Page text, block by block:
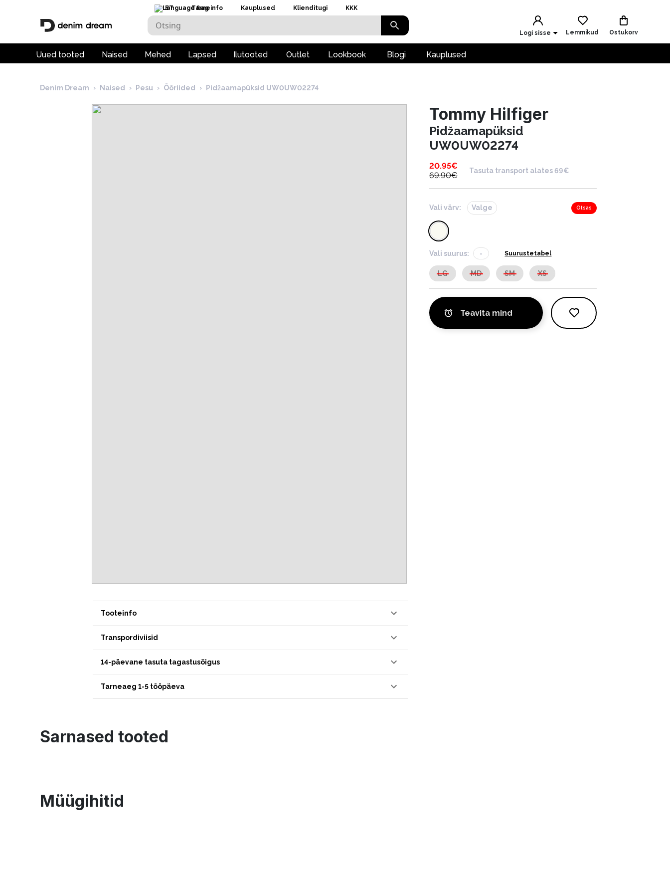
ET Tarneinfo Kauplused Klienditugi KKK
Logi sisse Lemmikud Ostukorv
Uued tooted Naised Mehed Lapsed Ilutooted Outlet Lookbook Blogi Kauplused
Denim Dream › Naised › Pesu › Ööriided › Pidžaamapüksid UW0UW02274
Tooteinfo
Transpordiviisid
14-päevane tasuta tagastusõigus
Tarneaeg 1-5 tööpäeva
Tommy Hilfiger
Pidžaamapüksid
UW0UW02274
20.95€
69.90€
Tasuta transport alates 69€
Vali värv: Valge Otsas
Vali suurus: - Suurustetabel
LG MD SM XS
Teavita mind
Sarnased tooted
Müügihitid